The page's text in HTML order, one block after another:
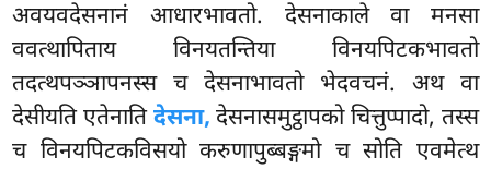
अवयवदेसनानं आधारभावतो. देसनाकाले वा मनसा
ववत्थापिताय विनयतन्तिया विनयपिटकभावतो
तदत्थपञ्ञापनस्स च देसनाभावतो भेदवचनं. अथ वा
देसीयति एतेनातिदेसना, देसनासमुट्ठापको चित्तुप्पादो, तस्स
च विनयपिटकविसयो करुणापुब्बङ्गमो च सोति एवमेत्थ